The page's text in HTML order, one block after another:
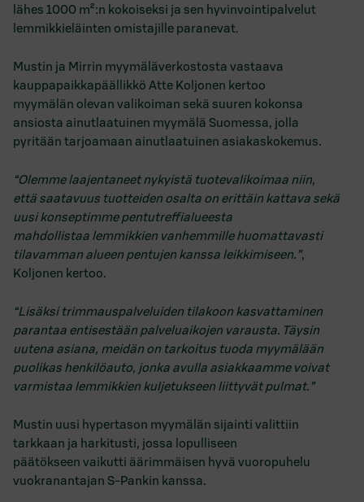
lähes 1000 m²:n kokoiseksi ja sen hyvinvointipalvelut
lemmikkieläinten omistajille paranevat.
Mustin ja Mirrin myymäläverkostosta vastaava
kauppapaikkapäällikkö Atte Koljonen kertoo
myymälän olevan valikoiman sekä suuren kokonsa
ansiosta ainutlaatuinen myymälä Suomessa, jolla
pyritään tarjoamaan ainutlaatuinen asiakaskokemus.
“Olemme laajentaneet nykyistä tuotevalikoimaa niin,
että saatavuus tuotteiden osalta on erittäin kattava sekä
uusi konseptimme pentutreffialueesta
mahdollistaa lemmikkien vanhemmille huomattavasti
tilavamman alueen pentujen kanssa leikkimiseen.”,
Koljonen kertoo.
“Lisäksi trimmauspalveluiden tilakoon kasvattaminen
parantaa entisestään palveluaikojen varausta. Täysin
uutena asiana, meidän on tarkoitus tuoda myymälään
puolikas henkilöauto, jonka avulla asiakkaamme voivat
varmistaa lemmikkien kuljetukseen liittyvät pulmat.”
Mustin uusi hypertason myymälän sijainti valittiin
tarkkaan ja harkitusti, jossa lopulliseen
päätökseen vaikutti äärimmäisen hyvä vuoropuhelu
vuokranantajan S-Pankin kanssa.